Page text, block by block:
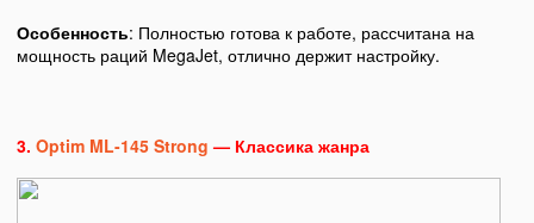
Особенность: Полностью готова к работе, рассчитана на
мощность раций MegaJet, отлично держит настройку.
3. Optim ML-145 Strong — Классика жанра